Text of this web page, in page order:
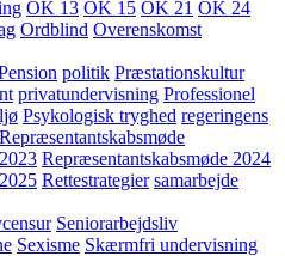
OK 13 OK 15 OK 21 OK 24
Ordblind Overenskomst
politik Præstationskultur
privatundervisning Professionel
Psykologisk tryghed regeringens
Repræsentantskabsmøde
Repræsentantskabsmøde 2024
Rettestrategier samarbejde
Seniorarbejdsliv
Sexisme Skærmfri undervisning